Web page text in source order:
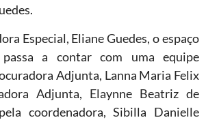
Especial, Eliane Guedes, o espaço
a contar com uma equipe
Adjunta, Lanna Maria Felix
Adjunta, Elaynne Beatriz de
coordenadora, Sibilla Danielle